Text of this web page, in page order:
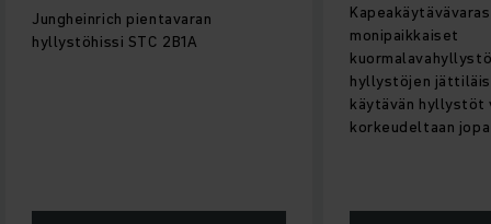
Jungheinrich pientavaran
hyllystöhissi STC 2B1A
monipaikkaiset
hyllystöjen
käytävän hyllystöt
korkeudeltaan